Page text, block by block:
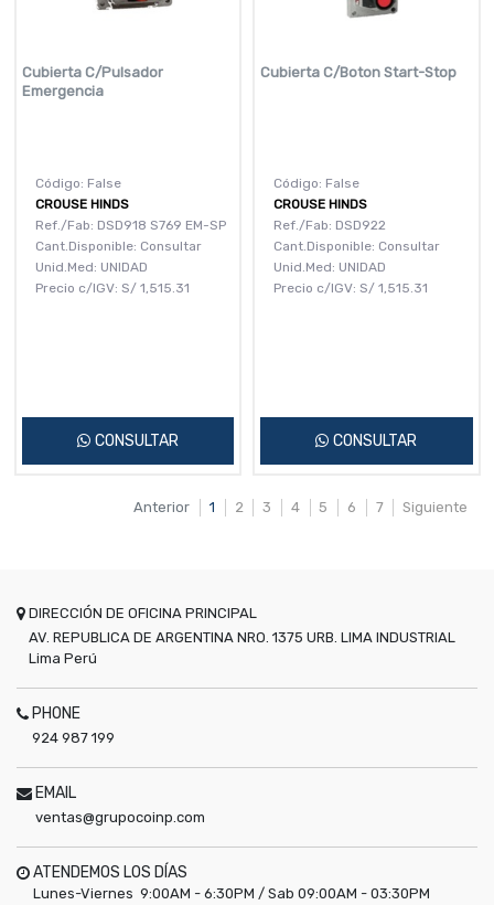
Cubierta C/Pulsador
Emergencia
Código: False
CROUSE HINDS
Ref./Fab: DSD918 S769 EM-SP
Cant.Disponible: Consultar
Unid.Med: UNIDAD
Precio c/IGV: S/ 1,515.31
CONSULTAR
Cubierta C/Boton Start-Stop
Código: False
CROUSE HINDS
Ref./Fab: DSD922
Cant.Disponible: Consultar
Unid.Med: UNIDAD
Precio c/IGV: S/ 1,515.31
CONSULTAR
Anterior 1 2 3 4 5 6 7 Siguiente
DIRECCIÓN DE OFICINA PRINCIPAL
AV. REPUBLICA DE ARGENTINA NRO. 1375 URB. LIMA INDUSTRIAL
Lima Perú
PHONE
924 987 199
EMAIL
ventas@grupocoinp.com
ATENDEMOS LOS DÍAS
Lunes-Viernes 9:00AM - 6:30PM / Sab 09:00AM - 03:30PM